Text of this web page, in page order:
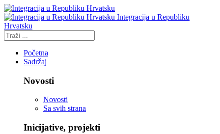
Integracija u Republiku
Hrvatsku
Početna
Sadržaj
Novosti
Novosti
Sa svih strana
Inicijative, projekti